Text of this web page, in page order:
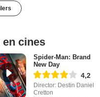
cines
Spider-Man: Brand
New Day
4,2
Director: Destin Daniel
Cretton